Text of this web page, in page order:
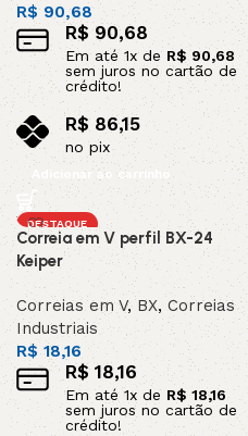
R$90,68
R$ 90,68
Em até 1x de R$ 90,68
sem juros no cartão de
crédito!
R$86,15
no pix
Adicionar ao carrinho
DESTAQUE
Correia em V perfil BX-24
Keiper
Correias em V,BX, Correias
Industriais
R$18,16
R$18,16
Em até 1x de R$ 18,16
sem juros no cartão de
crédito!